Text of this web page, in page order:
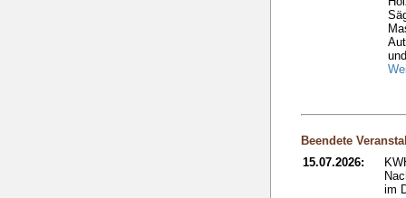
Beendete
15.07.2026:
im